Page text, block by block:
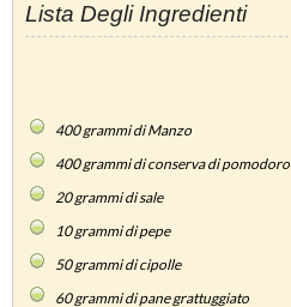
Lista Degli Ingredienti
400grammi di Manzo
400grammi di conserva di pomodoro
20grammi di sale
10grammi di pepe
50grammi di cipolle
60grammi di pane grattuggiato